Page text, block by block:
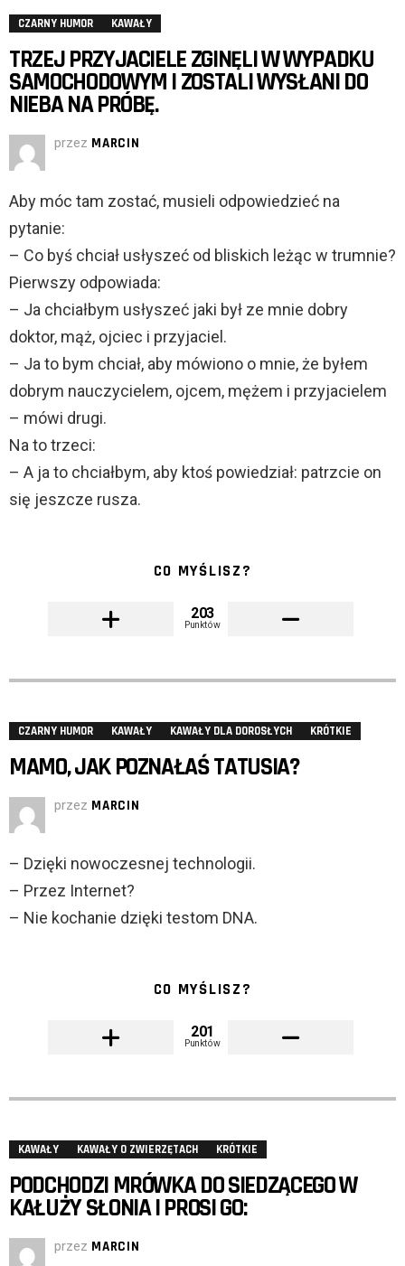
CZARNY HUMOR KAWAŁY
TRZEJ PRZYJACIELE ZGINĘLI W WYPADKU
SAMOCHODOWYM I ZOSTALI WYSŁANI DO
NIEBA NA PRÓBĘ.
przez MARCIN
Aby móc tam zostać, musieli odpowiedzieć na
pytanie:
– Co byś chciał usłyszeć od bliskich leżąc w trumnie?
Pierwszy odpowiada:
– Ja chciałbym usłyszeć jaki był ze mnie dobry
doktor, mąż, ojciec i przyjaciel.
– Ja to bym chciał, aby mówiono o mnie, że byłem
dobrym nauczycielem, ojcem, mężem i przyjacielem
– mówi drugi.
Na to trzeci:
– A ja to chciałbym, aby ktoś powiedział: patrzcie on
się jeszcze rusza.
CO MYŚLISZ?
203
Punktów
CZARNY HUMOR KAWAŁY KAWAŁY DLA DOROSŁYCH KRÓTKIE
MAMO, JAK POZNAŁAŚ TATUSIA?
przez MARCIN
– Dzięki nowoczesnej technologii.
– Przez Internet?
– Nie kochanie dzięki testom DNA.
CO MYŚLISZ?
201
Punktów
KAWAŁY KAWAŁY O ZWIERZĘTACH KRÓTKIE
PODCHODZI MRÓWKA DO SIEDZĄCEGO W
KAŁUŻY SŁONIA I PROSI GO:
przez MARCIN